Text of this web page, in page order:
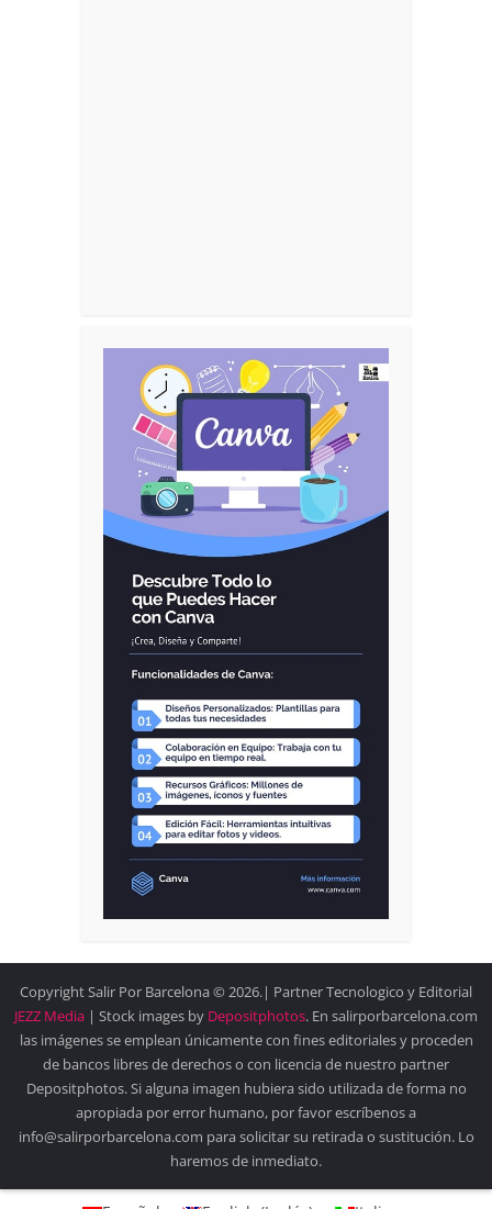
Copyright Salir Por Barcelona © 2026.| Partner Tecnologico y Editorial
JEZZ Media | Stock images by Depositphotos. En salirporbarcelona.com
las imágenes se emplean únicamente con fines editoriales y proceden
de bancos libres de derechos o con licencia de nuestro partner
Depositphotos. Si alguna imagen hubiera sido utilizada de forma no
apropiada por error humano, por favor escríbenos a
info@salirporbarcelona.com para solicitar su retirada o sustitución. Lo
haremos de inmediato.